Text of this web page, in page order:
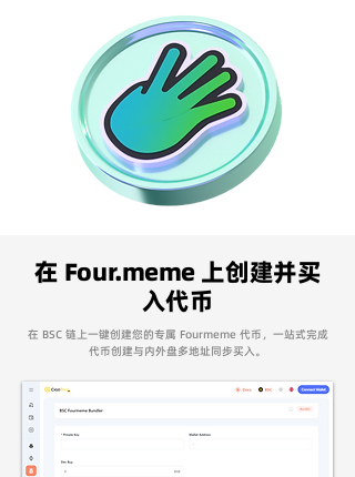
在 Four.meme 上创建并买
入代币
在 BSC 链上一键创建您的专属 Fourmeme 代币，一站式完成
代币创建与内外盘多地址同步买入。